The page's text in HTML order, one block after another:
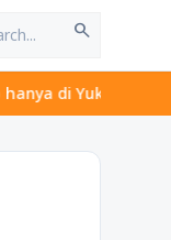
search